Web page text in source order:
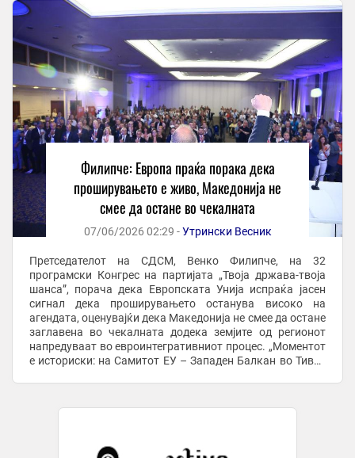
Филипче: Европа праќа порака дека
проширувањето е живо, Македонија не
смее да остане во чекалната
07/06/2026 02:29 -Утрински Весник
Претседателот на СДСМ, Венко Филипче, на 32
програмски Конгрес на партијата „Твоја држава-твоја
шанса”, порача дека Европската Унија испраќа јасен
сигнал дека проширувањето останува високо на
агендата, оценувајќи дека Македонија не смее да остане
заглавена во чекалната додека земјите од регионот
напредуваат во евроинтегративниот процес. „Моментот
е историски: на Самитот ЕУ – Западен Балкан во Тиват